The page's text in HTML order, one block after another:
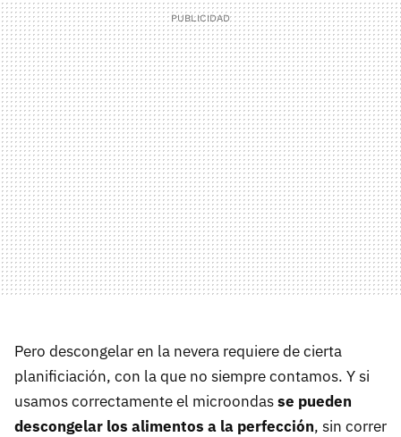
Pero descongelar en la nevera requiere de cierta
planificiación, con la que no siempre contamos. Y si
usamos correctamente el microondasse pueden
descongelar los alimentos a la perfección, sin correr